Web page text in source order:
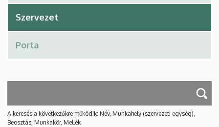
A keresés a következőkre működik: Név, Munkahely (szervezeti egység),
Beosztás, Munkakör, Mellék